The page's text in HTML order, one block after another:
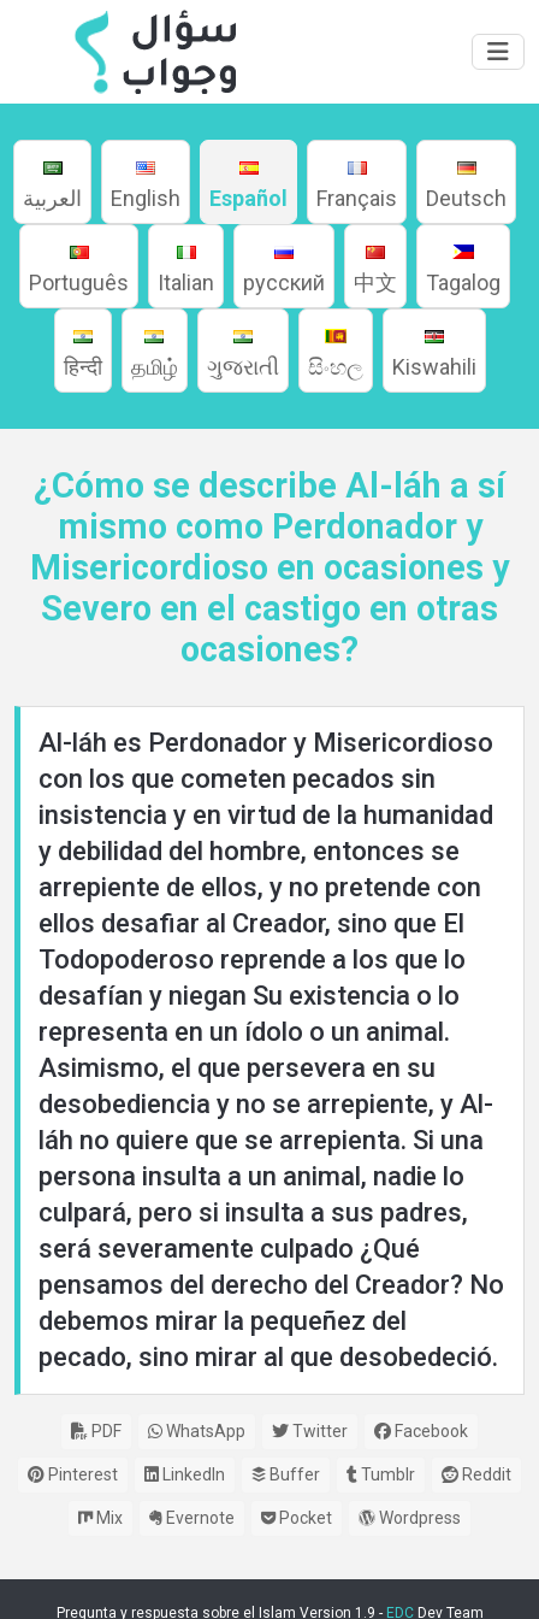
Hogar
Acerca
de
Idiomas
العربية English Español Français Deutsch
Português Italian русский 中文 Tagalog
हिन्दी தமிழ் ગુજરાતી සිංහල Kiswahili
¿Cómo se describe Al-láh a sí
mismo como Perdonador y
Misericordioso en ocasiones y
Severo en el castigo en otras
ocasiones?
Al-láh es Perdonador y Misericordioso
con los que cometen pecados sin
insistencia y en virtud de la humanidad
y debilidad del hombre, entonces se
arrepiente de ellos, y no pretende con
ellos desafiar al Creador, sino que El
Todopoderoso reprende a los que lo
desafían y niegan Su existencia o lo
representa en un ídolo o un animal.
Asimismo, el que persevera en su
desobediencia y no se arrepiente, y Al-
láh no quiere que se arrepienta. Si una
persona insulta a un animal, nadie lo
culpará, pero si insulta a sus padres,
será severamente culpado ¿Qué
pensamos del derecho del Creador? No
debemos mirar la pequeñez del
pecado, sino mirar al que desobedeció.
PDF WhatsApp Twitter Facebook
Pinterest LinkedIn Buffer Tumblr Reddit
Mix Evernote Pocket Wordpress
Pregunta y respuesta sobre el Islam Version 1.9 - EDCDev Team